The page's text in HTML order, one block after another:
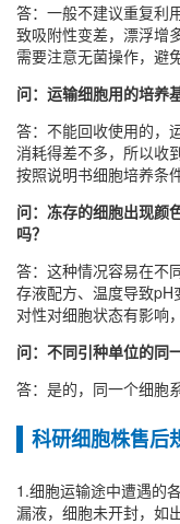
答：一般不建议重复利
致吸附性变差，漂浮增
需要注意无菌操作，避
问：运输细胞用的培养
答：不能回收使用的，
消耗得差不多，所以收
按照说明书细胞培养条
问：冻存的细胞出现颜
吗？
答：这种情况容易在不
存液配方、温度导致
对性对细胞状态有影响
问：不同引种单位的同
答：是的，同一个细胞
科研细胞株售后
1.细胞运输途中遭遇的
漏液，细胞未开封，如